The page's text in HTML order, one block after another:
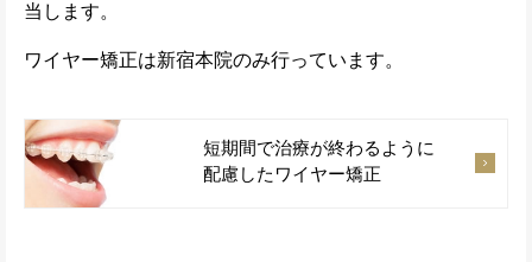
当します。
ワイヤー矯正は新宿本院のみ行っています。
短期間で治療が終わるように
配慮した ワイヤー矯正